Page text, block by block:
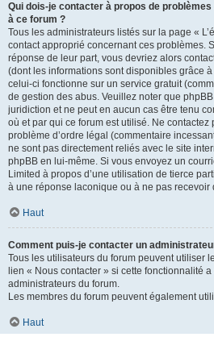
Qui dois-je contacter à propos de problèmes
à ce forum ?
Tous les administrateurs listés sur la page «
contact approprié concernant ces problèmes.
réponse de leur part, vous devriez alors
(dont les informations sont disponibles grâce à
celui-ci fonctionne sur un service gratuit
de gestion des abus. Veuillez noter que
juridiction et ne peut en aucun cas être tenu
où et par qui ce forum est utilisé. Ne
problème d’ordre légal (commentaire
ne sont pas directement reliés avec le site
phpBB en lui-même. Si vous envoyez un
Limited à propos d’une utilisation de tierce
à une réponse laconique ou à ne pas recevoir
Haut
Comment puis-je contacter un
Tous les utilisateurs du forum peuvent utiliser
lien « Nous contacter » si cette fonctionnalité
administrateurs du forum.
Les membres du forum peuvent également
Haut